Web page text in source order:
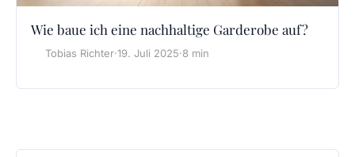
Wie baue ich eine nachhaltige Garderobe auf?
Tobias Richter·19. Juli 2025·8 min